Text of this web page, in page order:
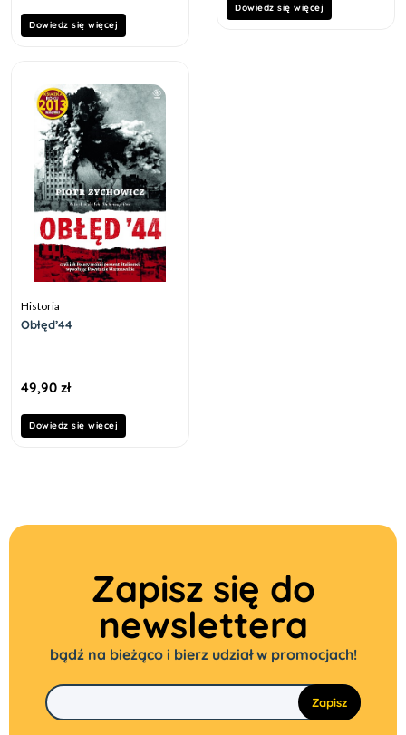
Dowiedz się więcej
Dowiedz się więcej
Historia
Obłęd’44
49,90 zł
Dowiedz się więcej
Zapisz się do
newslettera
bądź na bieżąco i bierz udział w promocjach!